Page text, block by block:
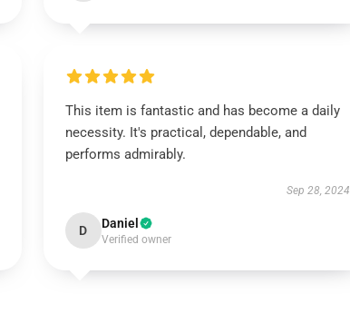
This item is fantastic and has become a daily
necessity. It's practical, dependable, and
performs admirably.
Sep 28, 2024
D Daniel
Verified owner